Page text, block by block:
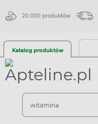
20 000 produktów
Katalog produktów